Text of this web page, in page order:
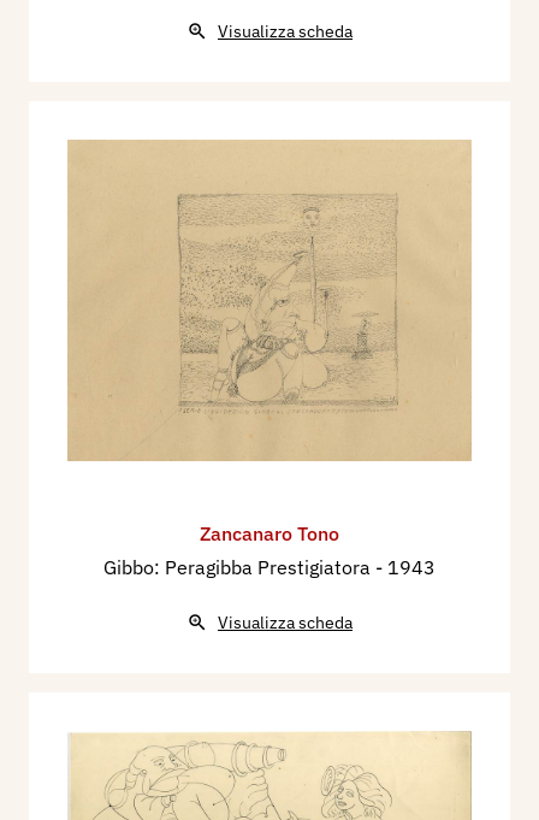
Visualizza scheda
Zancanaro Tono
Gibbo: Peragibba Prestigiatora - 1943
Visualizza scheda